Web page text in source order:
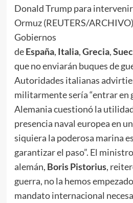
Donald Trump para
Ormuz (REUTERS/ARCHIVO)
Gobiernos
deEspaña, Italia,Grecia,
que no enviarán buques de
Autoridades italianas
militarmente sería “entrar en
Alemania cuestionó la
presencia naval europea en
siquiera la poderosa marina
garantizar el paso”. El
alemán, Boris Pistorius,
guerra, no la hemos
mandato internacional